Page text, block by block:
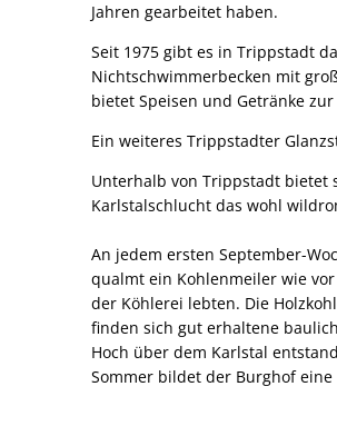
Jahren gearbeitet haben.
Seit 1975 gibt es in Trippstadt
Nichtschwimmerbecken mit
bietet Speisen und Getränke
Ein weiteres Trippstadter
Unterhalb von Trippstadt bietet
Karlstalschlucht das wohl
An jedem ersten September-
qualmt ein Kohlenmeiler wie
der Köhlerei lebten. Die
finden sich gut erhaltene
Hoch über dem Karlstal
Sommer bildet der Burghof